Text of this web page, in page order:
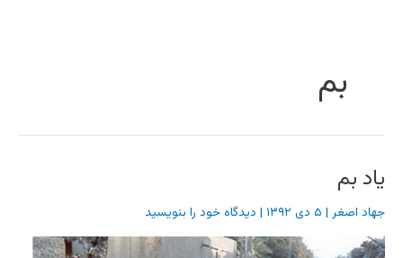
بم
یاد بم
جهاد اصغر | ۵ دی ۱۳۹۲ | دیدگاه‌ خود را بنویسید